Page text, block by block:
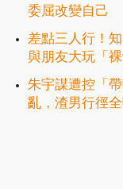
委屈改變自己
差點三人行！
與朋友大玩「裸
朱宇謀遭控「
亂，渣男行徑